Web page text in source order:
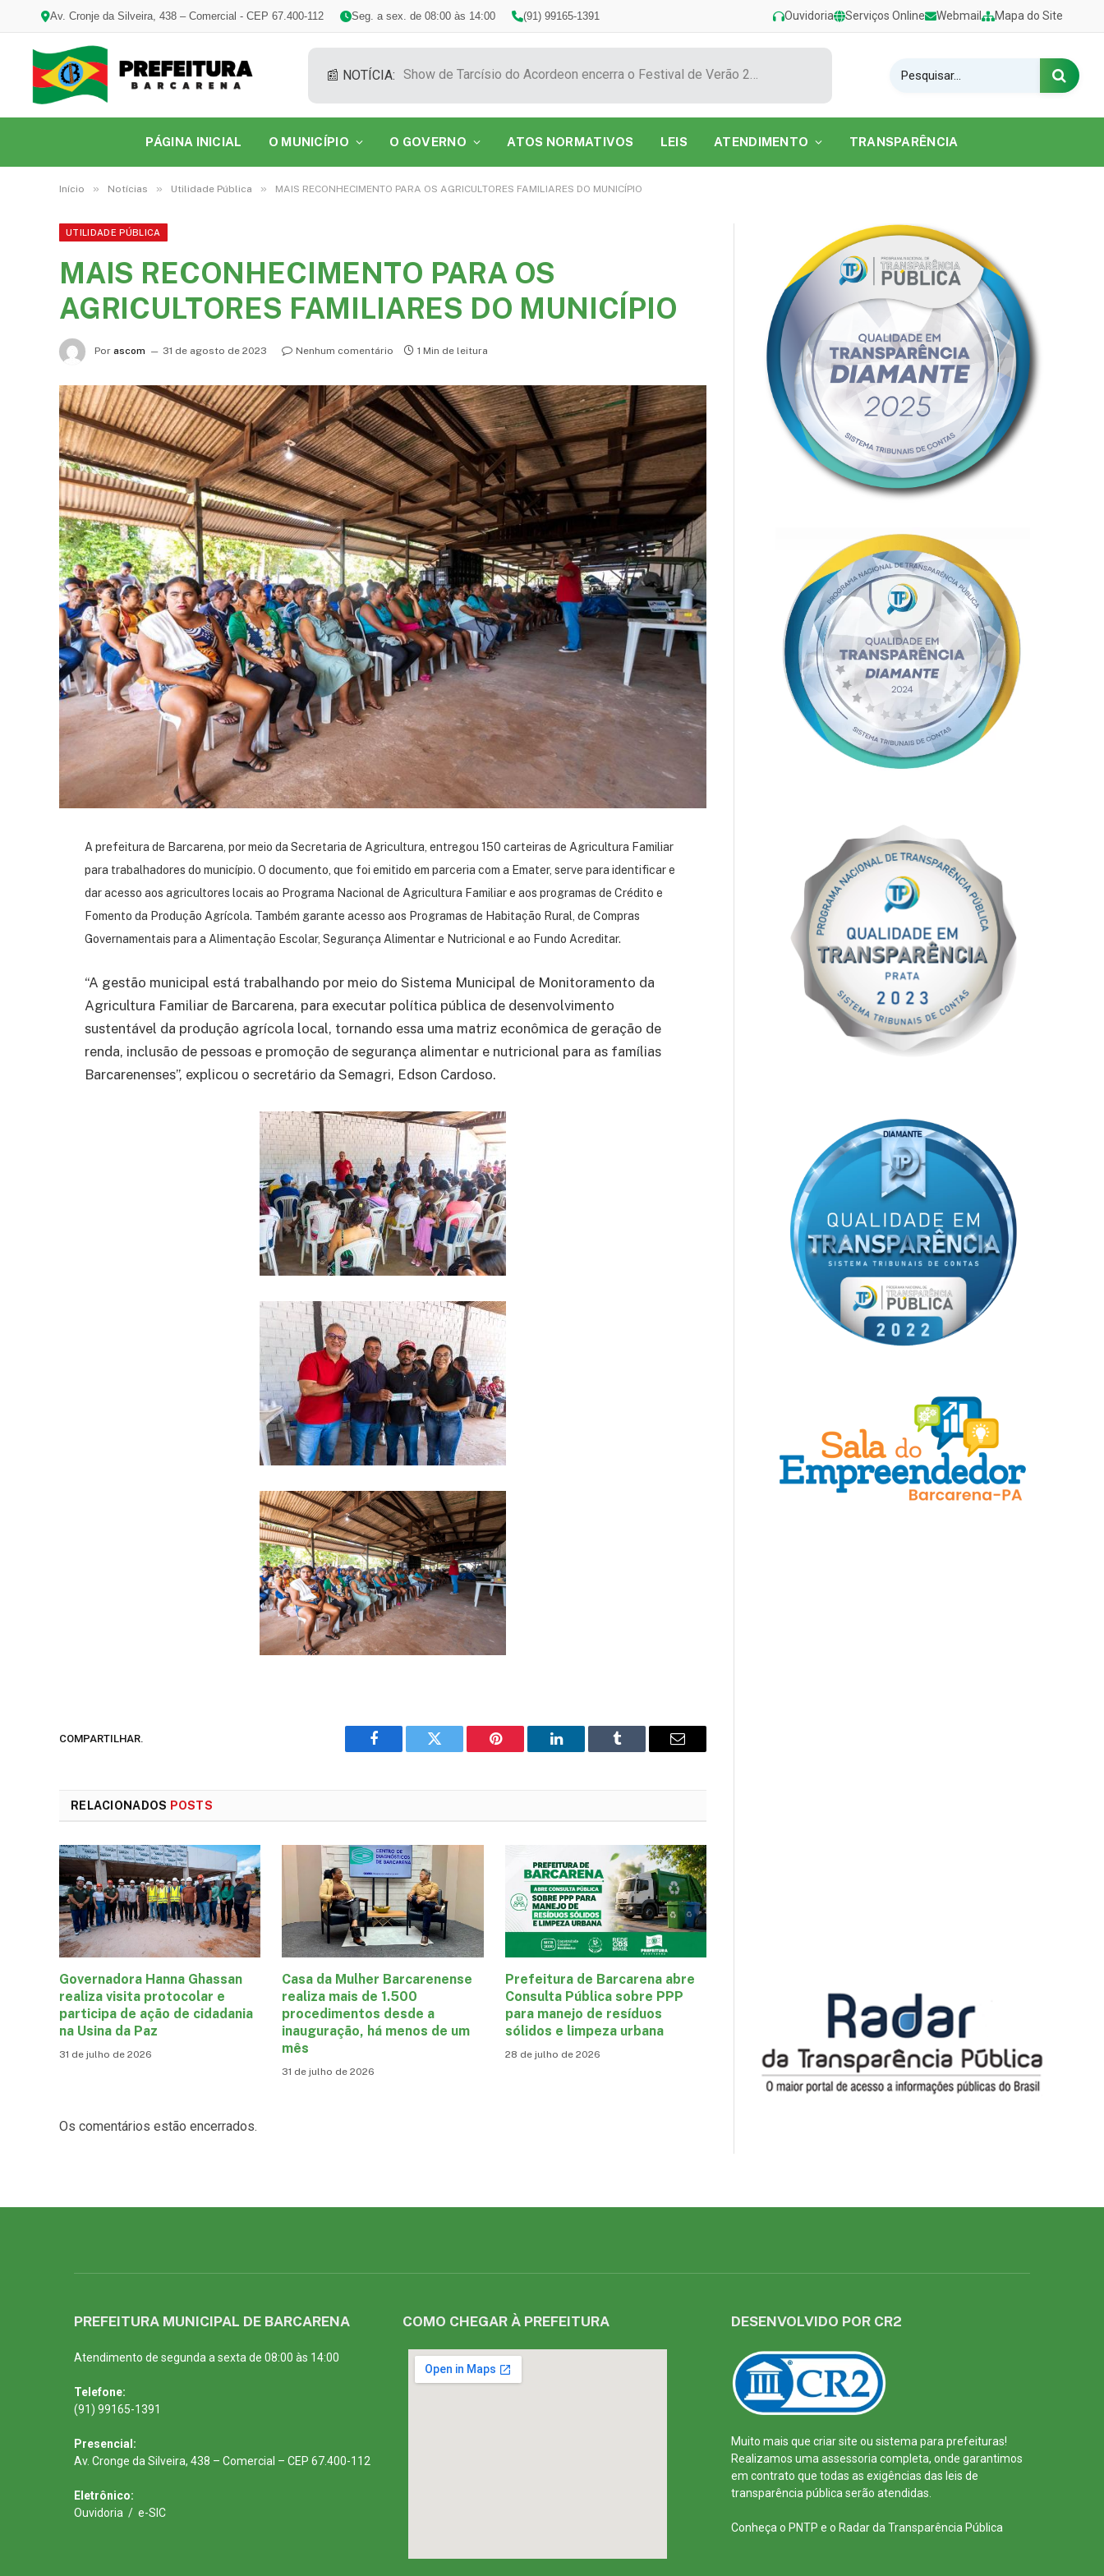
Av. Cronje da Silveira, 438 – Comercial - CEP 67.400-112 Seg. a sex. de 08:00 às 14:00 (91) 99165-1391 Ouvidoria Serviços Online Webmail Mapa do Site
📰 NOTÍCIA: Show de Tarcísio do Acordeon encerra o Festival de Verão 2026 na Praia do Caripi
PÁGINA INICIAL O MUNICÍPIO O GOVERNO ATOS NORMATIVOS LEIS ATENDIMENTO TRANSPARÊNCIA
Início » Notícias » Utilidade Pública » MAIS RECONHECIMENTO PARA OS AGRICULTORES FAMILIARES DO MUNICÍPIO
UTILIDADE PÚBLICA
MAIS RECONHECIMENTO PARA OS
AGRICULTORES FAMILIARES DO MUNICÍPIO
Por ascom 31 de agosto de 2023 Nenhum comentário 1 Min de leitura
A prefeitura de Barcarena, por meio da Secretaria de Agricultura, entregou 150 carteiras de Agricultura Familiar
para trabalhadores do município. O documento, que foi emitido em parceria com a Emater, serve para identificar e
dar acesso aos agricultores locais ao Programa Nacional de Agricultura Familiar e aos programas de Crédito e
Fomento da Produção Agrícola. Também garante acesso aos Programas de Habitação Rural, de Compras
Governamentais para a Alimentação Escolar, Segurança Alimentar e Nutricional e ao Fundo Acreditar.
“A gestão municipal está trabalhando por meio do Sistema Municipal de Monitoramento da
Agricultura Familiar de Barcarena, para executar política pública de desenvolvimento
sustentável da produção agrícola local, tornando essa uma matriz econômica de geração de
renda, inclusão de pessoas e promoção de segurança alimentar e nutricional para as famílias
Barcarenenses”, explicou o secretário da Semagri, Edson Cardoso.
COMPARTILHAR.
Facebook Twitter Pinterest LinkedIn Tumblr
E-
RELACIONADOS POSTS
Governadora Hanna Ghassan
realiza visita protocolar e
participa de ação de cidadania
na Usina da Paz
31 de julho de 2026
Casa da Mulher Barcarenense
realiza mais de 1.500
procedimentos desde a
inauguração, há menos de um
mês
31 de julho de 2026
Prefeitura de Barcarena abre
Consulta Pública sobre PPP
para manejo de resíduos
sólidos e limpeza urbana
28 de julho de 2026
Os comentários estão encerrados.
PREFEITURA MUNICIPAL DE BARCARENA
Atendimento de segunda a sexta de 08:00 às 14:00
Telefone:
(91) 99165-1391
Presencial:
Av. Cronge da Silveira, 438 – Comercial – CEP 67.400-112
Eletrônico:
Ouvidoria / e-SIC
COMO CHEGAR À PREFEITURA DESENVOLVIDO POR CR2
Muito mais que criar site ou sistema para prefeituras!
Realizamos uma assessoria completa, onde garantimos
em contrato que todas as exigências das leis de
transparência pública serão atendidas.
Conheça o PNTP e o Radar da Transparência Pública